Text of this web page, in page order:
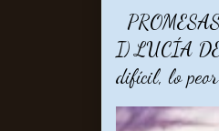
I) LUCÍA DE
difícil, lo